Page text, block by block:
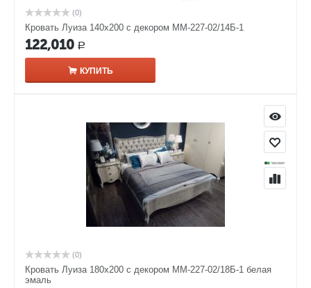
(0)
Кровать Луиза 140х200 с декором ММ-227-02/14Б-1
122,010 Р
КУПИТЬ
(0)
Кровать Луиза 180х200 с декором ММ-227-02/18Б-1 белая
эмаль